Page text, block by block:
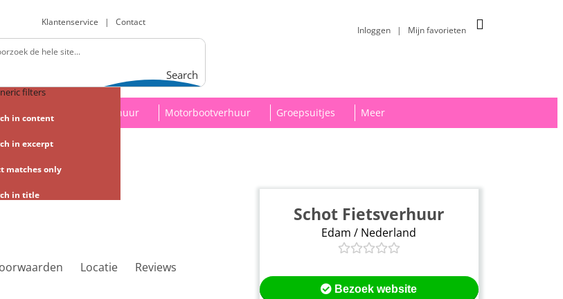
Klantenservice |Contact
Search
filters
in content
in excerpt
matches only
in title
Inloggen | Mijn favorieten
Sloepverhuur Motorbootverhuur Groepsuitjes Meer
Locatie Reviews
Schot Fietsverhuur
Edam / Nederland
Bezoek website